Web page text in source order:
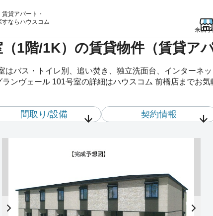
貸アパート・
すならハウスコム
来店
1階/1K）の賃貸物件（賃貸アパ
はバス・トイレ別、追い焚き、独立洗面台、インターネ
ンヴェール 101号室の詳細はハウスコム 前橋店までお気
間取り/設備 契約情報